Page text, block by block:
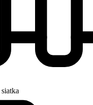
siatka